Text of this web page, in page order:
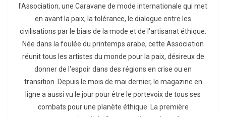
l'Association, une Caravane de mode internationale qui met
en avant la paix, la tolérance, le dialogue entre les
civilisations par le biais de la mode et de l'artisanat éthique.
Née dans la foulée du printemps arabe, cette Association
réunit tous les artistes du monde pour la paix, désireux de
donner de l'espoir dans des régions en crise ou en
transition. Depuis le mois de mai dernier, le magazine en
ligne a aussi vu le jour pour être le portevoix de tous ses
combats pour une planète éthique. La première